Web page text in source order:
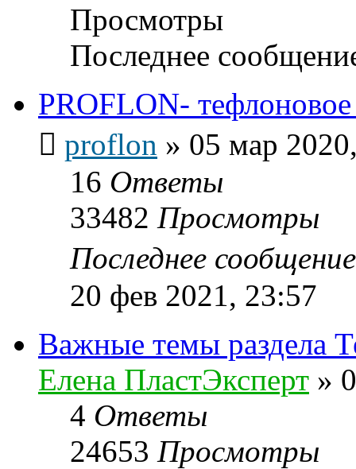
Просмотры
Последнее
PROFLON-
proflon » 05 мар
16 Ответы
33482 Просмотры
Последнее
20 фев 2021, 23:57
Важные темы раздела
Елена ПластЭксперт »
4 Ответы
24653 Просмотры